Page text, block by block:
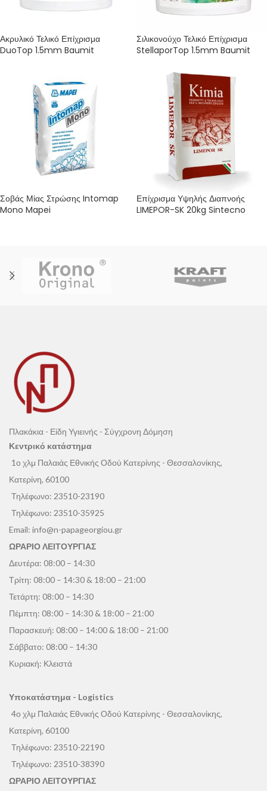
Ακρυλικό Τελικό Επίχρισμα
DuoTop 1.5mm Baumit
Σιλικονούχο Τελικό Επίχρισμα
StellaporTop 1.5mm Baumit
Σοβάς Μίας Στρώσης Intomap
Mono Mapei
Επίχρισμα Υψηλής Διαπνοής
LIMEPOR-SK 20kg Sintecno
Πλακάκια - Είδη Υγιεινής - Σύγχρονη Δόμηση
Κεντρικό κατάστημα
1ο χλμ Παλαιάς Εθνικής Οδού Κατερίνης - Θεσσαλονίκης,
Κατερίνη, 60100
Τηλέφωνο: 23510-23190
Τηλέφωνο: 23510-35925
Email: info@n-papageorgiou.gr
ΩΡΑΡΙΟ ΛΕΙΤΟΥΡΓΙΑΣ
Δευτέρα: 08:00 – 14:30
Τρίτη: 08:00 – 14:30 & 18:00 – 21:00
Τετάρτη: 08:00 – 14:30
Πέμπτη: 08:00 – 14:30 & 18:00 – 21:00
Παρασκευή: 08:00 – 14:00 & 18:00 – 21:00
Σάββατο: 08:00 – 14:30
Κυριακή: Κλειστά
Υποκατάστημα - Logistics
4ο χλμ Παλαιάς Εθνικής Οδού Κατερίνης - Θεσσαλονίκης,
Κατερίνη, 60100
Τηλέφωνο: 23510-22190
Τηλέφωνο: 23510-38390
ΩΡΑΡΙΟ ΛΕΙΤΟΥΡΓΙΑΣ